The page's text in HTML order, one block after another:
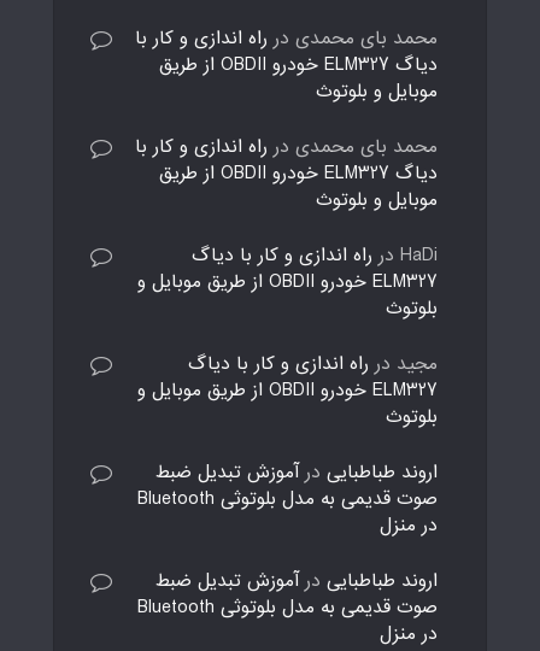
محمد بای محمدی در راه اندازی و کار با
دیاگ ELM327 خودرو OBDII از طریق
موبایل و بلوتوث
محمد بای محمدی در راه اندازی و کار با
دیاگ ELM327 خودرو OBDII از طریق
موبایل و بلوتوث
HaDi در راه اندازی و کار با دیاگ
ELM327 خودرو OBDII از طریق موبایل و
بلوتوث
مجید در راه اندازی و کار با دیاگ
ELM327 خودرو OBDII از طریق موبایل و
بلوتوث
اروند طباطبایی درآموزش تبدیل ضبط
صوت قدیمی به مدل بلوتوثی Bluetooth
در منزل
اروند طباطبایی درآموزش تبدیل ضبط
صوت قدیمی به مدل بلوتوثی Bluetooth
در منزل